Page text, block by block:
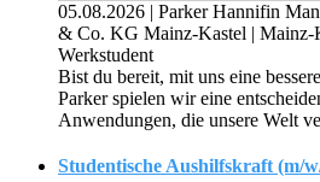
05.08.2026 | Parker Hannifin
& Co. KG Mainz-Kastel | Mainz-
Werkstudent
Bist du bereit, mit uns eine
Parker spielen wir eine
Anwendungen, die unsere Welt